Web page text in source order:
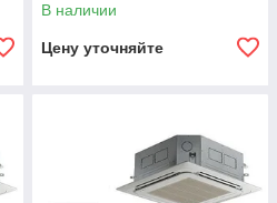
В наличии
Цену уточняйте